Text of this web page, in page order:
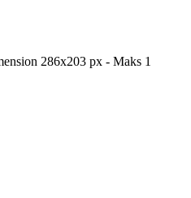
286x203 px - Maks 1